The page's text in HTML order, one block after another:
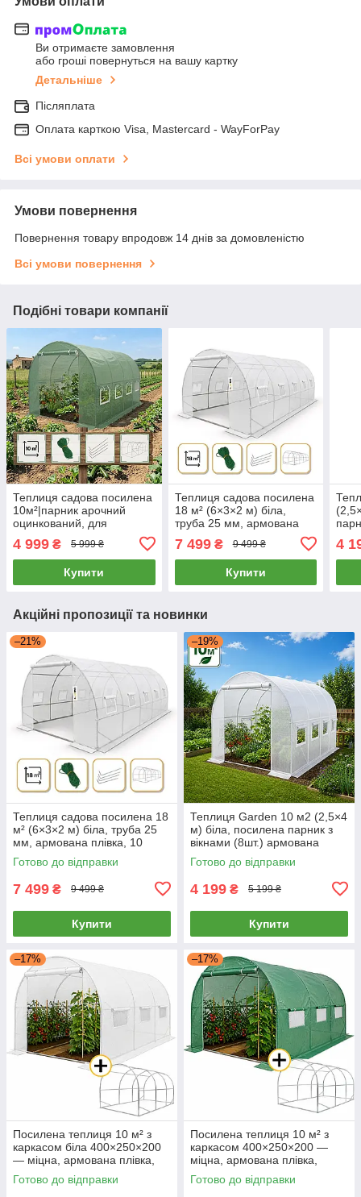
Ви отримаєте замовлення
або гроші повернуться на вашу картку
Детальніше
Післяплата
Оплата карткою Visa, Mastercard - WayForPay
Всі умови оплати
Умови повернення
Повернення товару впродовж 14 днів за домовленістю
Всі умови повернення
Подібні товари компанії
Теплиця садова посилена
10м²|парник арочний
оцинкований, для
розсади
(4х2.5х2м),посилена
армована плівка
4 999 ₴ 5 999 ₴
Купити
Теплиця садова посилена
18 м² (6×3×2 м) біла,
труба 25 мм, армована
плівка, 10 вікон , парник
для дачі та городу
7 499₴ 9 499 ₴
Купити
для
4
Акційні пропозиції та новинки
–21%
Теплиця садова посилена 18
м² (6×3×2 м) біла, труба 25
мм, армована плівка, 10
вікон , парник для дачі та
городу
Готово до відправки
7 499 ₴ 9 499 ₴
Купити
–19%
Теплиця Garden 10 м2 (2,5×4
м) біла, посилена парник з
вікнами (8шт.) армована
плівка 3 шари, для дачі
огороду
Готово до відправки
4 199 ₴ 5 199 ₴
Купити
–17%
Посилена теплиця 10 м² з
каркасом біла 400×250×200
— міцна, армована плівка,
ідеальна для врожаю
Готово до відправки
–17%
Посилена теплиця 10 м² з
каркасом 400×250×200 —
міцна, армована плівка,
ідеальна для врожаю
Готово до відправки